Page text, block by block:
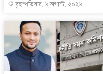
বৃহস্পতিবার, ৬ অগাস্ট, ২০২৬